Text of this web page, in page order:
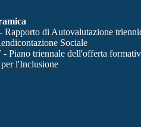
Rapporto di Autovalutazione
Sociale
- Piano triennale dell'offerta
l'Inclusione